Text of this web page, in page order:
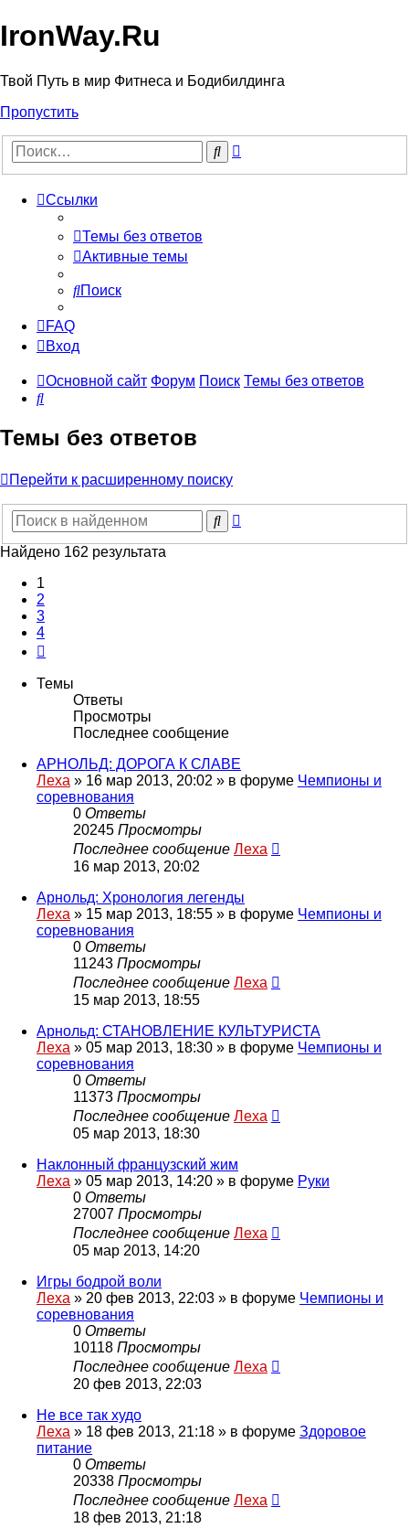
IronWay.Ru
Твой Путь в мир Фитнеса и Бодибилдинга
Пропустить
Поиск
Ссылки
Темы без ответов
Активные темы
Поиск
FAQ
Вход
Основной сайт Форум Поиск Темы без ответов
Поиск
Темы без ответов
Перейти к расширенному поиску
Поиск
Найдено 162 результата
1
2
3
4
Темы
Ответы
Просмотры
Последнее сообщение
АРНОЛЬД: ДОРОГА К СЛАВЕ
Леха » 16 мар 2013, 20:02 » в форуме Чемпионы и
соревнования
0 Ответы
20245 Просмотры
Последнее сообщение Леха
16 мар 2013, 20:02
Арнольд: Хронология легенды
Леха » 15 мар 2013, 18:55 » в форуме Чемпионы и
соревнования
0 Ответы
11243 Просмотры
Последнее сообщение Леха
15 мар 2013, 18:55
Арнольд: СТАНОВЛЕНИЕ КУЛЬТУРИСТА
Леха » 05 мар 2013, 18:30 » в форуме Чемпионы и
соревнования
0 Ответы
11373 Просмотры
Последнее сообщение Леха
05 мар 2013, 18:30
Наклонный французский жим
Леха » 05 мар 2013, 14:20 » в форуме Руки
0 Ответы
27007 Просмотры
Последнее сообщение Леха
05 мар 2013, 14:20
Игры бодрой воли
Леха » 20 фев 2013, 22:03 » в форуме Чемпионы и
соревнования
0 Ответы
10118 Просмотры
Последнее сообщение Леха
20 фев 2013, 22:03
Не все так худо
Леха » 18 фев 2013, 21:18 » в форуме Здоровое
питание
0 Ответы
20338 Просмотры
Последнее сообщение Леха
18 фев 2013, 21:18